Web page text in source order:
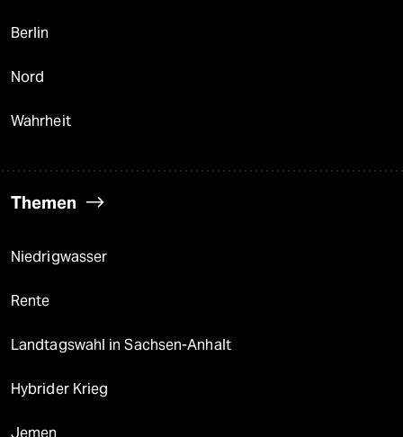
Berlin
Nord
Wahrheit
Themen
Niedrigwasser
Rente
Landtagswahl in Sachsen-Anhalt
Hybrider Krieg
Jemen